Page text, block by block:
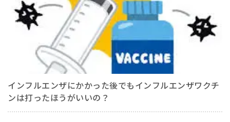
インフルエンザにかかった後でもインフルエンザワクチ
ンは打ったほうがいいの？